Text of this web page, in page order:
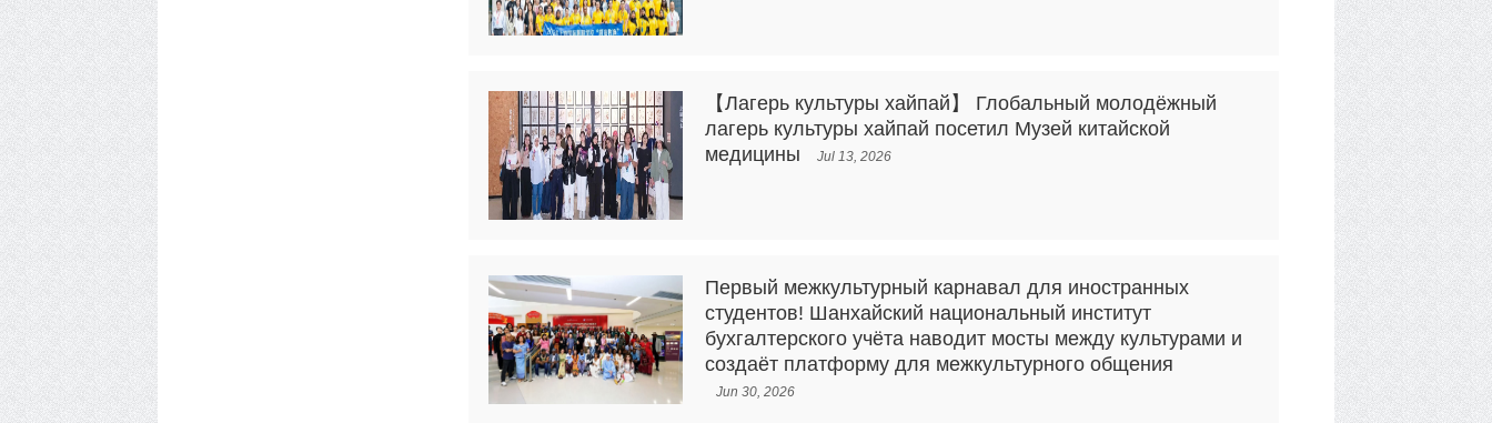
【Лагерь культуры хайпай】 Глобальный молодёжный
лагерь культуры хайпай посетил Музей китайской
медицины
Jul 13, 2026
Первый межкультурный карнавал для иностранных
студентов! Шанхайский национальный институт
бухгалтерского учёта наводит мосты между культурами и
создаёт платформу для межкультурного общения
Jun 30, 2026